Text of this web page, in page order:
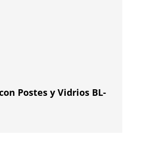
Postes y Vidrios BL-